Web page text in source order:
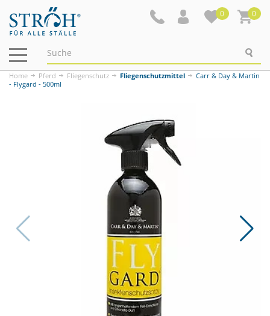
0 0
Navigation
ein-/ausblenden
Home Pferd Fliegenschutz Fliegenschutzmittel
Carr & Day & Martin
- Flygard - 500ml